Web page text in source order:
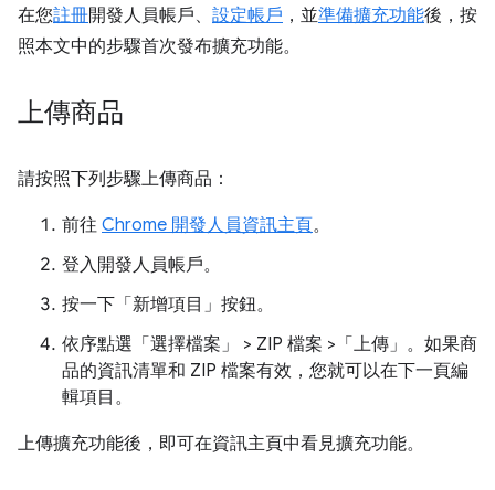
在您註冊開發人員帳戶、 設定帳戶 ，並準備擴充功能後，按
照本文中的步驟首次發布擴充功能。
上傳商品
請按照下列步驟上傳商品：
前往 Chrome 開發人員資訊主頁。
登入開發人員帳戶。
按一下「新增項目」 按鈕。
依序點選「選擇檔案」
> ZIP 檔案 >「上傳」 。如果商
品的資訊清單和 ZIP 檔案有效，您就可以在下一頁編
輯項目。
上傳擴充功能後，即可在資訊主頁中看見擴充功能。